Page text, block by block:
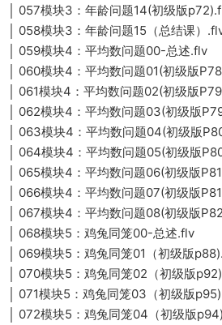
│ 057模块3：年龄问题14(初级版
│ 058模块3：年龄问题15（总结课）
│ 059模块4：平均数问题00-总述.flv
│ 060模块4：平均数问题01(初级版
│ 061模块4：平均数问题02(初级版
│ 062模块4：平均数问题03(初级版
│ 063模块4：平均数问题04(初级版
│ 064模块4：平均数问题05(初级版
│ 065模块4：平均数问题06(初级版
│ 066模块4：平均数问题07(初级版
│ 067模块4：平均数问题08(初级版
│ 068模块5：鸡兔同笼00-总述.flv
│ 069模块5：鸡兔同笼01（初级版
│ 070模块5：鸡兔同笼02（初级版
│ 071模块5：鸡兔同笼03（初级版
│ 072模块5：鸡兔同笼04（初级版